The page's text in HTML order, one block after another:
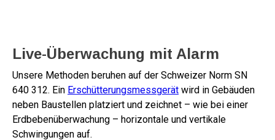
Live-Überwachung mit Alarm
Unsere Methoden beruhen auf der Schweizer Norm SN
640 312. Ein Erschütterungsmessgerät wird in Gebäuden
neben Baustellen platziert und zeichnet – wie bei einer
Erdbebenüberwachung – horizontale und vertikale
Schwingungen auf.